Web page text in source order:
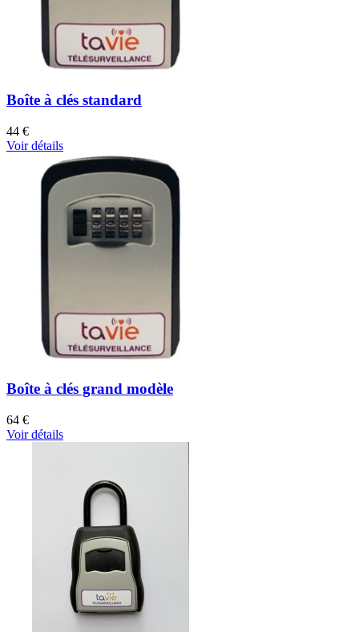
Boîte à clés standard
44 €
Voir détails
Boîte à clés grand modèle
64 €
Voir détails